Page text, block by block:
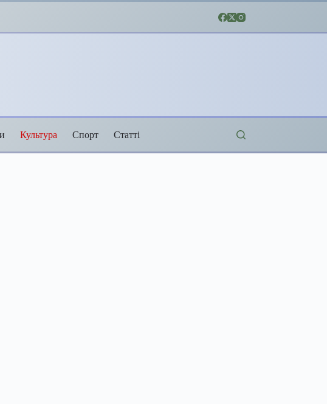
Культура Спорт Статті